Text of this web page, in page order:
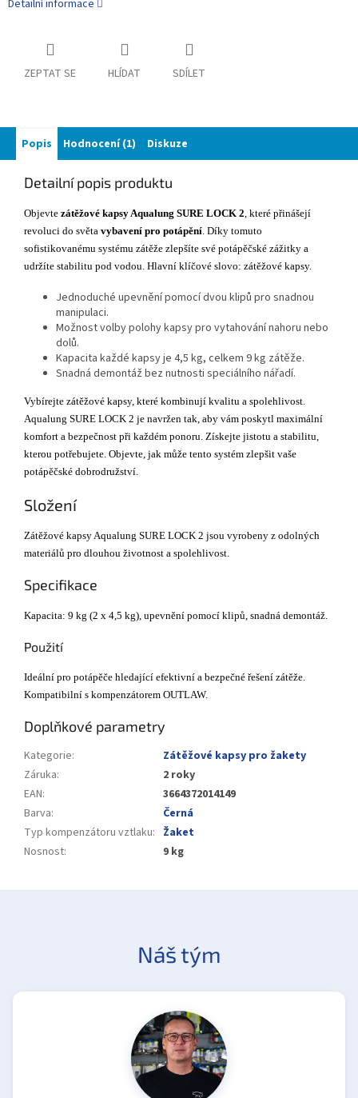
Detailní informace
ZEPTAT SE HLÍDAT SDÍLET
Popis Hodnocení (1) Diskuze
Detailní popis produktu
Objevte zátěžové kapsy Aqualung SURE LOCK 2, které přinášejí
revoluci do světa vybavení pro potápění. Díky tomuto
sofistikovanému systému zátěže zlepšíte své potápěčské zážitky a
udržíte stabilitu pod vodou. Hlavní klíčové slovo: zátěžové kapsy.
Jednoduché upevnění pomocí dvou klipů pro snadnou
manipulaci.
Možnost volby polohy kapsy pro vytahování nahoru nebo
dolů.
Kapacita každé kapsy je 4,5 kg, celkem 9 kg zátěže.
Snadná demontáž bez nutnosti speciálního nářadí.
Vybírejte zátěžové kapsy, které kombinují kvalitu a spolehlivost.
Aqualung SURE LOCK 2 je navržen tak, aby vám poskytl maximální
komfort a bezpečnost při každém ponoru. Získejte jistotu a stabilitu,
kterou potřebujete. Objevte, jak může tento systém zlepšit vaše
potápěčské dobrodružství.
Složení
Zátěžové kapsy Aqualung SURE LOCK 2 jsou vyrobeny z odolných
materiálů pro dlouhou životnost a spolehlivost.
Specifikace
Kapacita: 9 kg (2 x 4,5 kg), upevnění pomocí klipů, snadná demontáž.
Použití
Ideální pro potápěče hledající efektivní a bezpečné řešení zátěže.
Kompatibilní s kompenzátorem OUTLAW.
Doplňkové parametry
Kategorie:
Zátěžové kapsy pro žakety
Záruka:
2 roky
EAN:
3664372014149
Barva:
Černá
Typ kompenzátoru vztlaku: Žaket
Nosnost: 9 kg
Náš tým